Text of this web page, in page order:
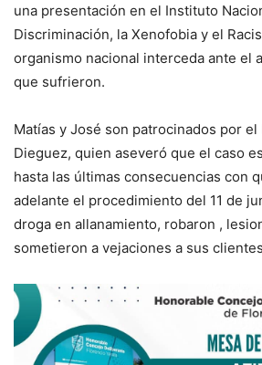
una presentación en el Instituto
Discriminación, la Xenofobia y el
organismo nacional interceda ante el
que sufrieron.
Matías y José son patrocinados por el
Dieguez, quien aseveró que el caso
hasta las últimas consecuencias con
adelante el procedimiento del 11 de
droga en allanamiento, robaron ,
sometieron a vejaciones a sus